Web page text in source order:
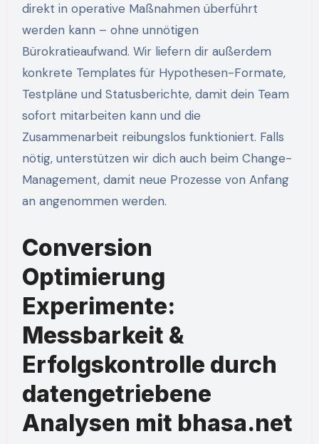
direkt in operative Maßnahmen überführt
werden kann – ohne unnötigen
Bürokratieaufwand. Wir liefern dir außerdem
konkrete Templates für Hypothesen-Formate,
Testpläne und Statusberichte, damit dein Team
sofort mitarbeiten kann und die
Zusammenarbeit reibungslos funktioniert. Falls
nötig, unterstützen wir dich auch beim Change-
Management, damit neue Prozesse von Anfang
an angenommen werden.
Conversion
Optimierung
Experimente:
Messbarkeit &
Erfolgskontrolle durch
datengetriebene
Analysen mit bhasa.net